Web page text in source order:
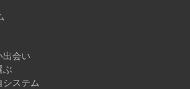
出会い
ぶ
ステム